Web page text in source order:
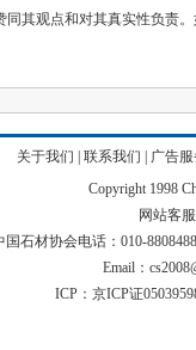
其观点和对其真实性负责
关于我们 联系我们
广告
Copyright 1998
网站客
国石材协会电话：010-
Email：
ICP：京ICP证